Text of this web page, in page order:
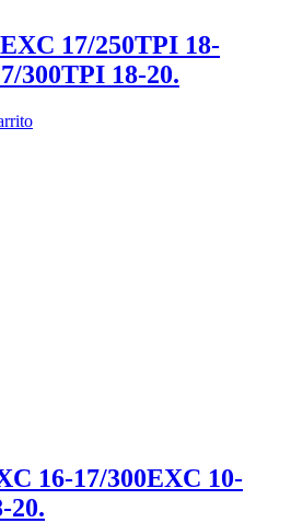
17/250TPI 18-
300TPI 18-20.
16-17/300EXC 10-
20.